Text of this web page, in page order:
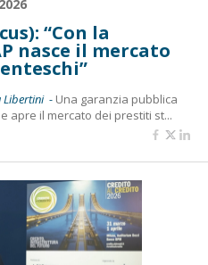
“Con la
nasce il mercato
Libertini - Una garanzia pubblica
apre il mercato dei prestiti st...